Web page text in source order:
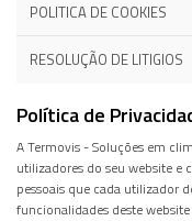
POLITICA DE COOKIES
RESOLUÇÃO DE LITIGIOS
Política de
A Termovis - Soluções em
utilizadores do seu website e
pessoais que cada utilizador
funcionalidades deste